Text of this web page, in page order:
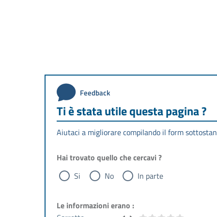
Feedback
Ti è stata utile questa pagina ?
Aiutaci a migliorare compilando il form
Hai trovato quello che cercavi ?
Si
No In parte
Le informazioni erano :